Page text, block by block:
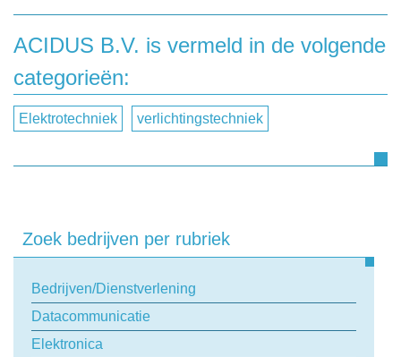
achterlaten aan ACIDUS B.V., dan kunt u dat doen door
onderstaand contactformulier in te vullen.
Naam
E-mail
Onderwerp
ACIDUS B.V. is vermeld in de volgende
categorieën:
Elektrotechniek verlichtingstechniek
Zoek bedrijven per rubriek
Bedrijven/Dienstverlening
Datacommunicatie
Elektronica